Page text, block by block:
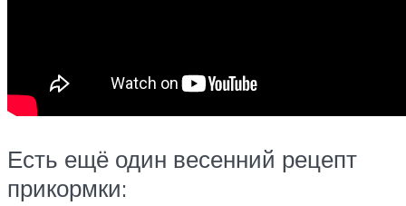
Есть ещё один весенний рецепт
прикормки: